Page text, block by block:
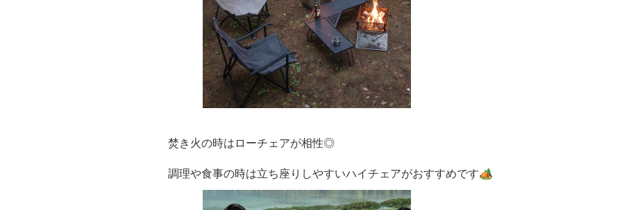
焚き火の時はローチェアが相性◎
調理や食事の時は立ち座りしやすいハイチェアがおすすめです🏕️